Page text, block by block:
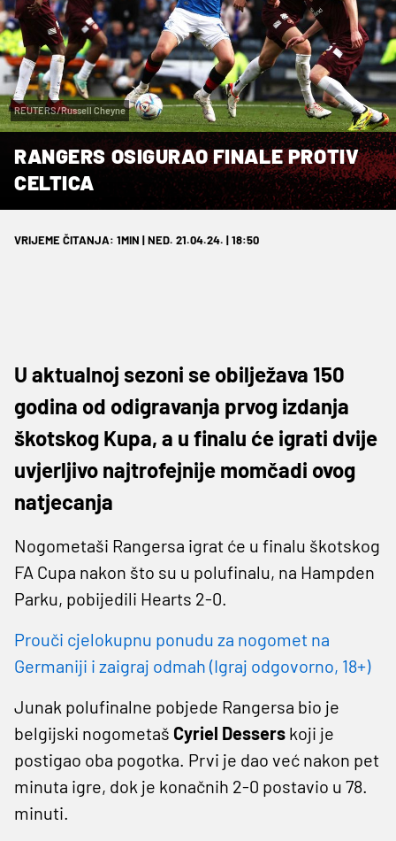
REUTERS/Russell Cheyne
RANGERS OSIGURAO FINALE PROTIV
CELTICA
VRIJEME ČITANJA: 1MIN | NED. 21.04.24. | 18:50
U aktualnoj sezoni se obilježava 150
godina od odigravanja prvog izdanja
škotskog Kupa, a u finalu će igrati dvije
uvjerljivo najtrofejnije momčadi ovog
natjecanja
Nogometaši Rangersa igrat će u finalu škotskog
FA Cupa nakon što su u polufinalu, na Hampden
Parku, pobijedili Hearts 2-0.
Prouči cjelokupnu ponudu za nogomet na
Germaniji i zaigraj odmah (Igraj odgovorno, 18+)
Junak polufinalne pobjede Rangersa bio je
belgijski nogometaš Cyriel Dessers koji je
postigao oba pogotka. Prvi je dao već nakon pet
minuta igre, dok je konačnih 2-0 postavio u 78.
minuti.